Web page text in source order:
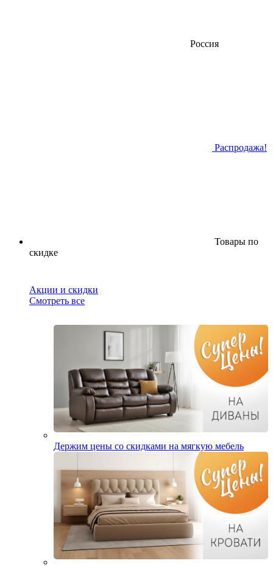
Россия
Распродажа!
Товары по
скидке
Акции и скидки
Смотреть все
Держим цены со скидками на мягкую мебель